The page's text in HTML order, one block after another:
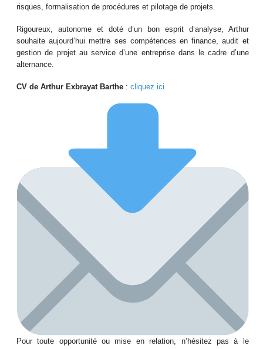
risques, formalisation de procédures et pilotage de projets.
Rigoureux, autonome et doté d’un bon esprit d’analyse, Arthur
souhaite aujourd’hui mettre ses compétences en finance, audit et
gestion de projet au service d’une entreprise dans le cadre d’une
alternance.
CV de Arthur Exbrayat Barthe :cliquez ici
Pour toute opportunité ou mise en relation, n’hésitez pas à le